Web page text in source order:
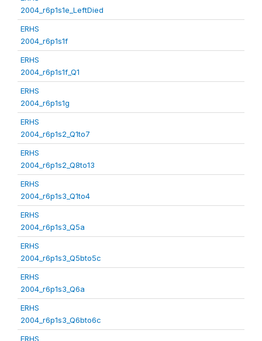
2004_r6p1s1e_LeftDied
ERHS
2004_r6p1s1f
ERHS
2004_r6p1s1f_Q1
ERHS
2004_r6p1s1g
ERHS
2004_r6p1s2_Q1to7
ERHS
2004_r6p1s2_Q8to13
ERHS
2004_r6p1s3_Q1to4
ERHS
2004_r6p1s3_Q5a
ERHS
2004_r6p1s3_Q5bto5c
ERHS
2004_r6p1s3_Q6a
ERHS
2004_r6p1s3_Q6bto6c
ERHS